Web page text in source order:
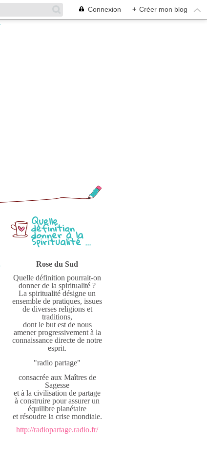
Connexion + Créer mon blog
Quelle
définition
donner à la
Spiritualité ...
Rose du Sud
Quelle définition pourrait-on
donner de la spiritualité ?
La spiritualité désigne un
ensemble de pratiques, issues
de diverses religions et
traditions,
dont le but est de nous
amener progressivement à la
connaissance directe de notre
esprit.
"radio partage"
consacrée aux Maîtres de
Sagesse
et à la civilisation de partage
à construire pour assurer un
équilibre planétaire
et résoudre la crise mondiale.
http://radiopartage.radio.fr/